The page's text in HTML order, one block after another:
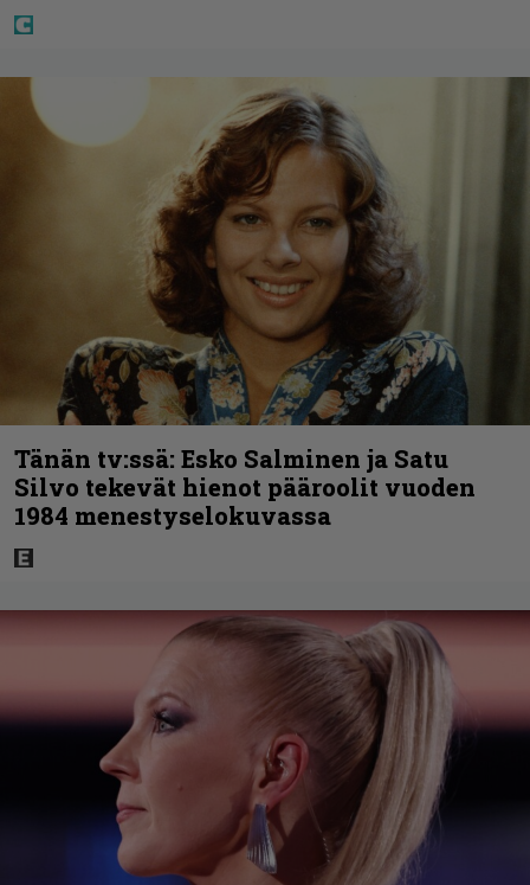
Tänän tv:ssä: Esko Salminen ja Satu
Silvo tekevät hienot pääroolit vuoden
1984 menestyselokuvassa